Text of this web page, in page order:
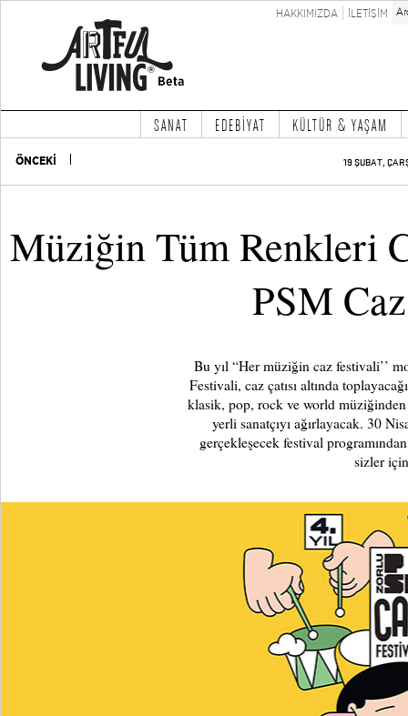
HAKKIMIZDA İLETİŞİM
SANAT EDEBİYAT KÜLTÜR & YAŞAM
ÖNCEKİ 19 ŞUBAT,
Müziğin Tüm Renkleri
PSM
Bu yıl “Her müziğin caz festivali’’
Festivali, caz çatısı altında
klasik, pop, rock ve world müziğinden
yerli sanatçıyı ağırlayacak. 30
gerçekleşecek festival
sizler